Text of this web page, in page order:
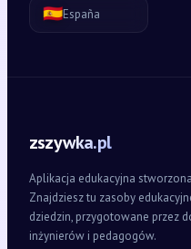
🇪🇸España
zszywka.pl
Aplikacja edukacyjna
Znajdziesz tu zasoby
dziedzin, przygotowane przez
inżynierów i pedagogów.